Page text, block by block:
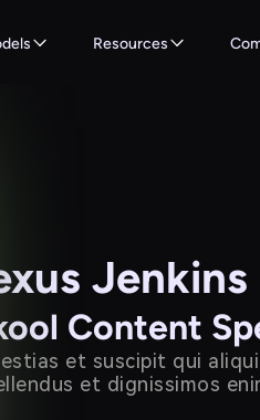
Resources
Jenkins
Content
et suscipit qui
et dignissimos